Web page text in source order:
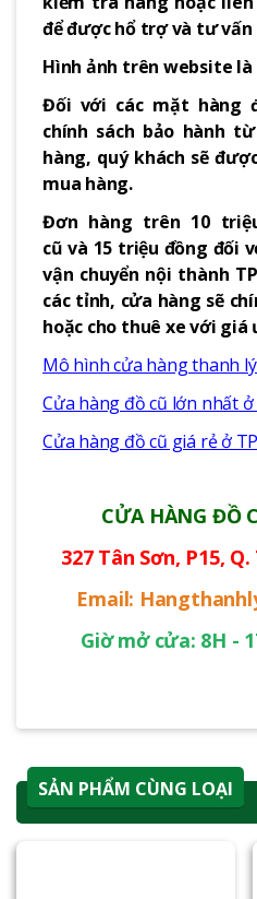
để được hổ trợ và tư
Hình ảnh trên website
Đối với các mặt hàng
chính sách bảo hành
hàng, quý khách sẽ
mua hàng.
Đơn hàng trên 10
cũ và 15 triệu đồng đối
vận chuyển nội thành
các tỉnh, cửa hàng sẽ
hoặc cho thuê xe với giá
Mô hình cửa hàng thanh
Cửa hàng đồ cũ lớn nhất ở
Cửa hàng đồ cũ giá rẻ ở
CỬA HÀNG ĐỒ
327 Tân Sơn, P15,
Email:
Giờ mở cửa: 8H -
SẢN PHẨM CÙNG LOẠI